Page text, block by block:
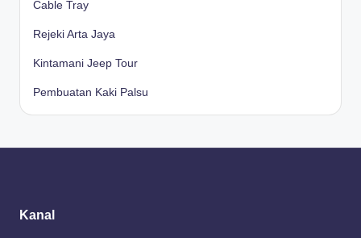
Cable Tray
Rejeki Arta Jaya
Kintamani Jeep Tour
Pembuatan Kaki Palsu
Kanal